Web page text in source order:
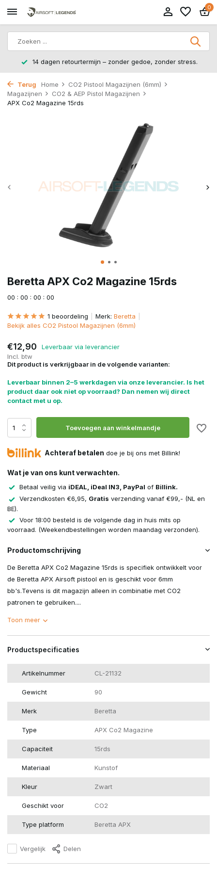
0
14 dagen retourtermijn – zonder gedoe, zonder stress.
Terug Home
CO2 Pistool Magazijnen (6mm)
Magazijnen
CO2 & AEP Pistol Magazijnen
APX Co2 Magazine 15rds
Beretta APX Co2 Magazine 15rds
00 : 00 : 00 : 00
1 beoordeling Merk: Beretta
Bekijk alles CO2 Pistool Magazijnen (6mm)
€12,90
Leverbaar via leverancier
Incl. btw
Dit product is verkrijgbaar in de volgende varianten:
Leverbaar binnen 2–5 werkdagen via onze leverancier. Is het
product daar ook niet op voorraad? Dan nemen wij direct
contact met u op.
Toevoegen aan winkelmandje
Achteraf betalen doe je bij ons met Billink!
Wat je van ons kunt verwachten.
Betaal veilig via iDEAL, iDeal IN3, PayPal of Billink.
Verzendkosten €6,95, Gratis verzending vanaf €99,- (NL en
BE).
Voor 18:00 besteld is de volgende dag in huis mits op
voorraad. (Weekendbestellingen worden maandag verzonden).
Productomschrijving
De Beretta APX Co2 Magazine 15rds is specifiek ontwikkelt voor
de Beretta APX Airsoft pistool en is geschikt voor 6mm
bb's.Tevens is dit magazijn alleen in combinatie met CO2
patronen te gebruiken....
Toon meer
Productspecificaties
Artikelnummer CL-21132
Gewicht 90
Merk Beretta
Type APX Co2 Magazine
Capaciteit 15rds
Materiaal Kunstof
Kleur Zwart
Geschikt voor CO2
Type platform Beretta APX
Vergelijk Delen